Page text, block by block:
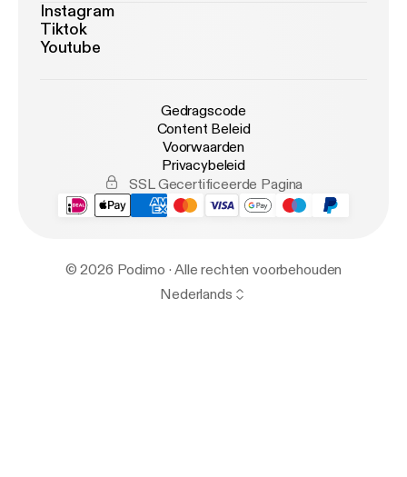
Instagram
Tiktok
Youtube
Gedragscode
Content Beleid
Voorwaarden
Privacybeleid
SSL Gecertificeerde Pagina
© 2026 Podimo · Alle rechten voorbehouden
Nederlands